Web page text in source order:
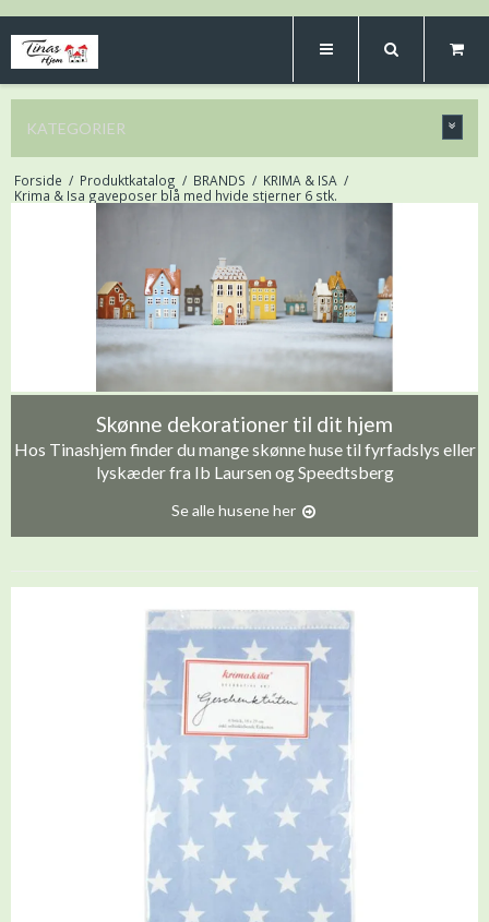
KATEGORIER
Forside / Produktkatalog / BRANDS / KRIMA & ISA /
Krima & Isa gaveposer blå med hvide stjerner 6 stk.
Skønne dekorationer til dit hjem
Hos Tinashjem finder du mange skønne huse til fyrfadslys eller
lyskæder fra Ib Laursen og Speedtsberg
Se alle husene her